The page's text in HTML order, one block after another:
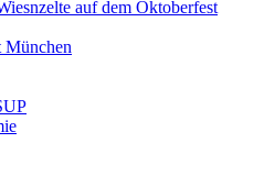
auf dem Oktoberfest
München